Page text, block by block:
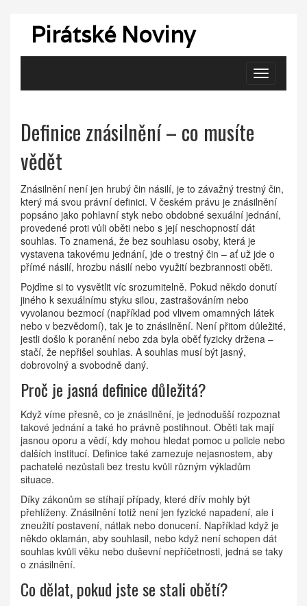
Pirátské Noviny
Zobrazit
navigaci
Definice znásilnění – co musíte
vědět
Znásilnění není jen hrubý čin násilí, je to závažný trestný čin,
který má svou právní definici. V českém právu je znásilnění
popsáno jako pohlavní styk nebo obdobné sexuální jednání,
provedené proti vůli oběti nebo s její neschopností dát
souhlas. To znamená, že bez souhlasu osoby, která je
vystavena takovému jednání, jde o trestný čin – ať už jde o
přímé násilí, hrozbu násilí nebo využití bezbrannosti oběti.
Pojďme si to vysvětlit víc srozumitelně. Pokud někdo donutí
jiného k sexuálnímu styku silou, zastrašováním nebo
vyvolanou bezmocí (například pod vlivem omamných látek
nebo v bezvědomí), tak je to znásilnění. Není přitom důležité,
jestli došlo k poranění nebo zda byla oběť fyzicky držena –
stačí, že nepřišel souhlas. A souhlas musí být jasný,
dobrovolný a svobodně daný.
Proč je jasná definice důležitá?
Když víme přesně, co je znásilnění, je jednodušší rozpoznat
takové jednání a také ho právně postihnout. Oběti tak mají
jasnou oporu a vědí, kdy mohou hledat pomoc u policie nebo
dalších institucí. Definice také zamezuje nejasnostem, aby
pachatelé nezůstali bez trestu kvůli různým výkladům
situace.
Díky zákonům se stíhají případy, které dřív mohly být
přehlíženy. Znásilnění totiž není jen fyzické napadení, ale i
zneužití postavení, nátlak nebo donucení. Například když je
někdo oklamán, aby souhlasil, nebo když není schopen dát
souhlas kvůli věku nebo duševní nepříčetnosti, jedná se taky
o znásilnění.
Co dělat, pokud jste se stali obětí?